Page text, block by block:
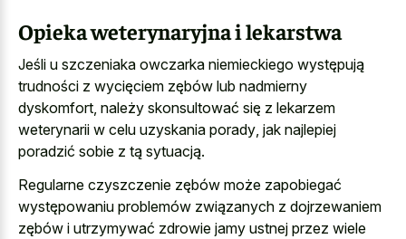
Opieka weterynaryjna i lekarstwa
Jeśli u szczeniaka owczarka niemieckiego występują
trudności z wycięciem zębów lub nadmierny
dyskomfort, należy skonsultować się z lekarzem
weterynarii w celu uzyskania porady, jak najlepiej
poradzić sobie z tą sytuacją.
Regularne czyszczenie zębów może zapobiegać
występowaniu problemów związanych z dojrzewaniem
zębów i utrzymywać zdrowie jamy ustnej przez wiele